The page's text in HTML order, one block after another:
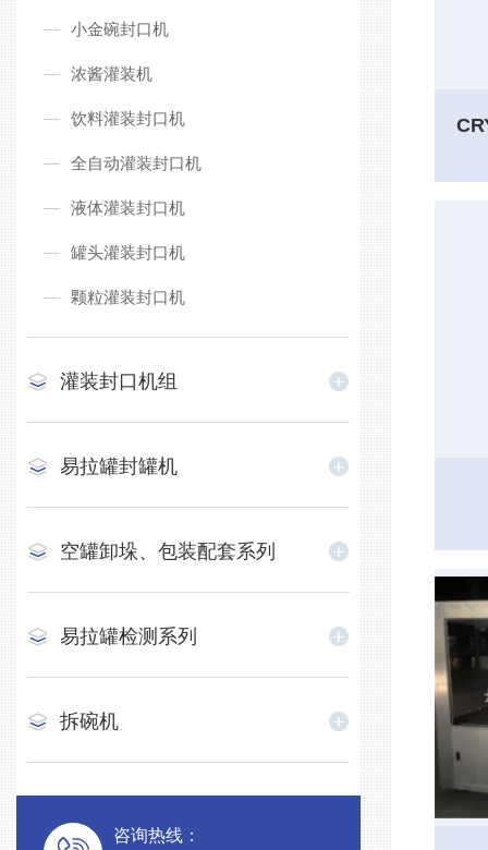
小金碗封口机
浓酱灌装机
饮料灌装封口机
全自动灌装封口机
液体灌装封口机
罐头灌装封口机
颗粒灌装封口机
灌装封口机组
易拉罐封罐机
空罐卸垛、包装配套系列
易拉罐检测系列
拆碗机
咨询热线：